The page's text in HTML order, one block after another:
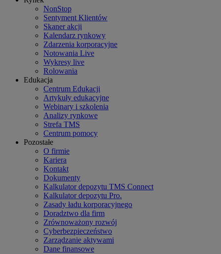
NonStop
Sentyment Klientów
Skaner akcji
Kalendarz rynkowy
Zdarzenia korporacyjne
Notowania Live
Wykresy live
Rolowania
Edukacja
Centrum Edukacji
Artykuły edukacyjne
Webinary i szkolenia
Analizy rynkowe
Strefa TMS
Centrum pomocy
Pozostałe
O firmie
Kariera
Kontakt
Dokumenty
Kalkulator depozytu TMS Connect
Kalkulator depozytu Pro.
Zasady ładu korporacyjnego
Doradztwo dla firm
Zrównoważony rozwój
Cyberbezpieczeństwo
Zarządzanie aktywami
Dane finansowe